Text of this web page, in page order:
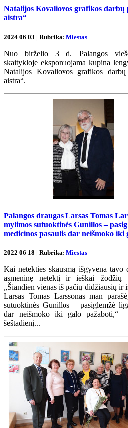
Natalijos Kovaliovos grafikos darbų
aistra“
2024 06 03 | Rubrika: Miestas
Nuo birželio 3 d. Palangos
skaitykloje eksponuojama kupina
Natalijos Kovaliovos grafikos
aistra“.
Palangos draugas Larsas Tomas
mylimos sutuoktinės Gunillos –
medicinos pasaulis dar neišmoko iki
2022 06 18 | Rubrika: Miestas
Kai netekties skausmą išgyvena
asmeninę netektį ir ieškai žodžių
„Šiandien vienas iš pačių didžiausių ir
Larsas Tomas Larssonas man
sutuoktinės Gunillos – pasiglemžė
dar neišmoko iki galo pažaboti,“
šeštadienį...